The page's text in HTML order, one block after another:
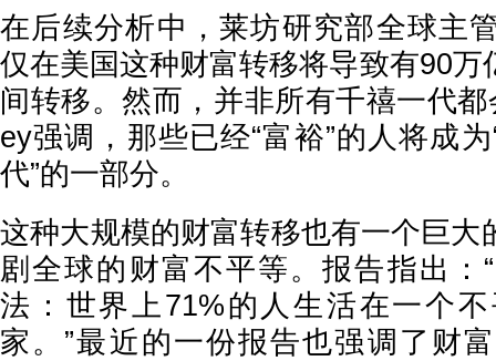
在后续分析中，莱坊研究部全球主
仅在美国这种财富转移将导致有90万
间转移。然而，并非所有千禧一代
ey强调，那些已经“富裕”的人将成
代”的一部分。
这种大规模的财富转移也有一个巨大
剧全球的财富不平等。报告指出：
法：世界上71%的人生活在一个
家。”最近的一份报告也强调了财